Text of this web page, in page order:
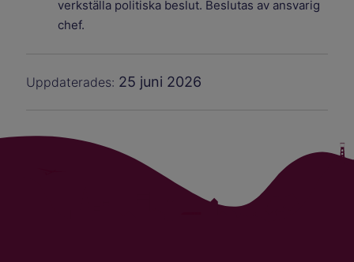
verkställa politiska beslut. Beslutas av ansvarig
chef.
Uppdaterades: 25 juni 2026